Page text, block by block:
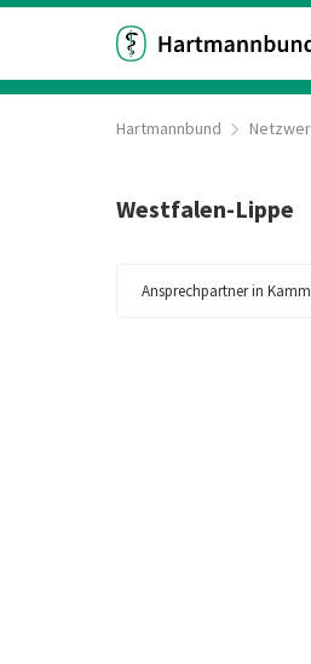
Hartmannbund
Westfalen-Lippe
Ansprechpartner in